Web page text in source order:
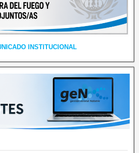
INSTITUCIONAL